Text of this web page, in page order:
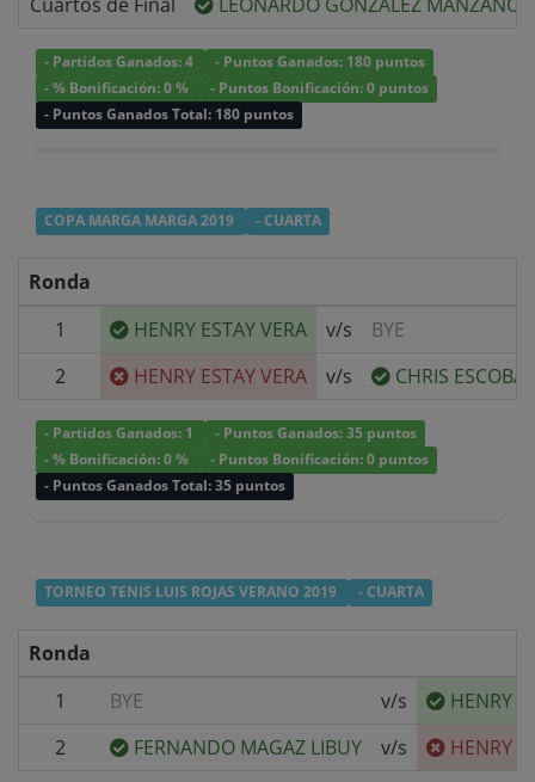
- Partidos Ganados: 4
- Puntos Ganados: 180 puntos
- % Bonificación: 0 %
- Puntos Bonificación: 0 puntos
- Puntos Ganados Total: 180 puntos
COPA MARGA MARGA 2019 - CUARTA
Ronda
1
HENRY ESTAY VERA v/s
BYE
2
HENRY ESTAY VERA v/s CHRIS
- Partidos Ganados: 1
- Puntos Ganados: 35 puntos
- % Bonificación: 0 %
- Puntos Bonificación: 0 puntos
- Puntos Ganados Total: 35 puntos
TORNEO TENIS LUIS ROJAS VERANO 2019 - CUARTA
Ronda
1
BYE v/s
HENRY
2
FERNANDO MAGAZ LIBUY v/s HENRY